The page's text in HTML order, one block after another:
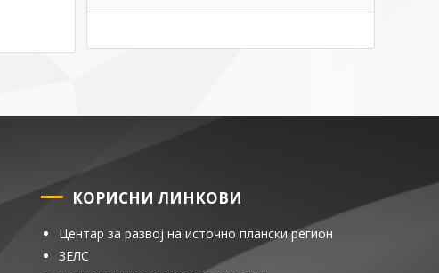
КОРИСНИ ЛИНКОВИ
Центар за развој на источно плански регион
ЗЕЛС